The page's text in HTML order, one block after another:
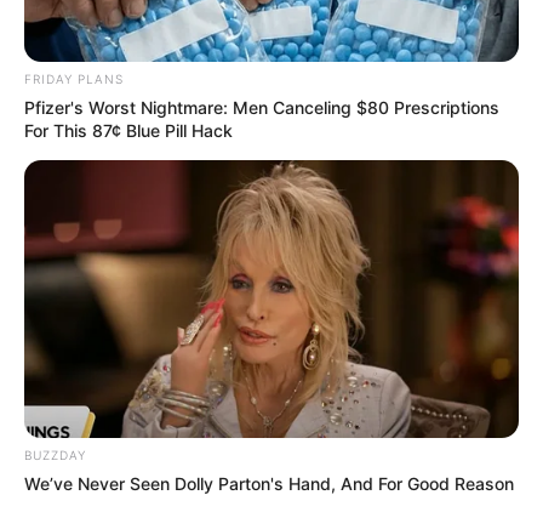
This Woman Chose To Live Like A Horse
BRAINBERRIES
เรื่องอื่นๆ ที่น่าสนใจ
เลขเด็ด เซียมซี อ.รักษ์ งวดวันที่ 1 มีนาคม 63
28 ก.พ. 2020
FRIDAY PLANS
Pfizer's Worst Nightmare: Men Canceling $80 Prescriptions
For This 87¢ Blue Pill Hack
BUZZDAY
We’ve Never Seen Dolly Parton's Hand, And For Good Reason